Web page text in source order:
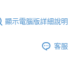
顯示電腦版詳細說明
客服